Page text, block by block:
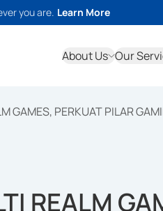
you are. Learn More
About Us Our
GAMES, PERKUAT PILAR
REALM